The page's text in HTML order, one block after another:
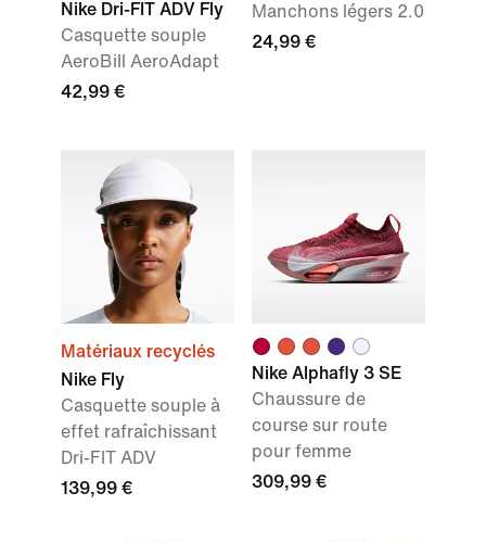
Nike Dri-FIT ADV Fly
Casquette souple
AeroBill AeroAdapt
42,99 €
Manchons légers 2.0
24,99 €
Matériaux recyclés
Nike Fly
Casquette souple à
effet rafraîchissant
Dri-FIT ADV
139,99 €
Nike Alphafly 3 SE
Chaussure de
course sur route
pour femme
309,99 €